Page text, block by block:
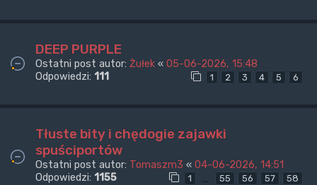
DEEP PURPLE
Ostatni post autor: Żułek « 05-06-2026, 15:48
Odpowiedzi: 111 1 2 3 4 5 6
Tłuste bity i chędogie zajawki
spuściportów
Ostatni post autor: Tomaszm3 « 04-06-2026, 14:51
Odpowiedzi: 1155 1 55 56 57 58